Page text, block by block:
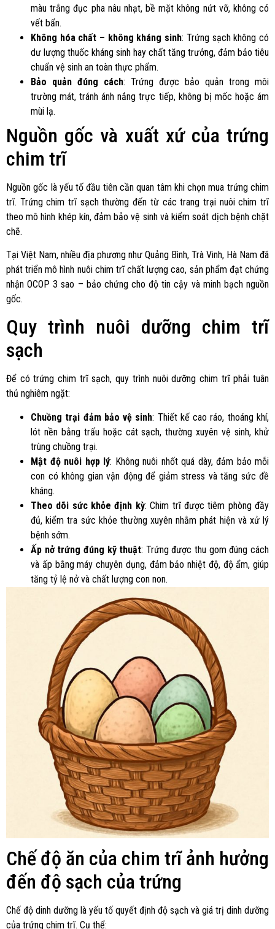
màu trắng đục pha nâu nhạt, bề mặt không nứt vỡ, không có
vết bẩn.
Không hóa chất – không kháng sinh: Trứng sạch không có
dư lượng thuốc kháng sinh hay chất tăng trưởng, đảm bảo tiêu
chuẩn vệ sinh an toàn thực phẩm.
Bảo quản đúng cách: Trứng được bảo quản trong môi
trường mát, tránh ánh nắng trực tiếp, không bị mốc hoặc ám
mùi lạ.
Nguồn gốc và xuất xứ của trứng
chim trĩ
Nguồn gốc là yếu tố đầu tiên cần quan tâm khi chọn mua trứng chim
trĩ. Trứng chim trĩ sạch thường đến từ các trang trại nuôi chim trĩ
theo mô hình khép kín, đảm bảo vệ sinh và kiểm soát dịch bệnh chặt
chẽ.
Tại Việt Nam, nhiều địa phương như Quảng Bình, Trà Vinh, Hà Nam đã
phát triển mô hình nuôi chim trĩ chất lượng cao, sản phẩm đạt chứng
nhận OCOP 3 sao – bảo chứng cho độ tin cậy và minh bạch nguồn
gốc.
Quy trình nuôi dưỡng chim trĩ
sạch
Để có trứng chim trĩ sạch, quy trình nuôi dưỡng chim trĩ phải tuân
thủ nghiêm ngặt:
Chuồng trại đảm bảo vệ sinh: Thiết kế cao ráo, thoáng khí,
lót nền bằng trấu hoặc cát sạch, thường xuyên vệ sinh, khử
trùng chuồng trại.
Mật độ nuôi hợp lý: Không nuôi nhốt quá dày, đảm bảo mỗi
con có không gian vận động để giảm stress và tăng sức đề
kháng.
Theo dõi sức khỏe định kỳ: Chim trĩ được tiêm phòng đầy
đủ, kiểm tra sức khỏe thường xuyên nhằm phát hiện và xử lý
bệnh sớm.
Ấp nở trứng đúng kỹ thuật: Trứng được thu gom đúng cách
và ấp bằng máy chuyên dụng, đảm bảo nhiệt độ, độ ẩm, giúp
tăng tỷ lệ nở và chất lượng con non.
Chế độ ăn của chim trĩ ảnh hưởng
đến độ sạch của trứng
Chế độ dinh dưỡng là yếu tố quyết định độ sạch và giá trị dinh dưỡng
của trứng chim trĩ. Cụ thể: